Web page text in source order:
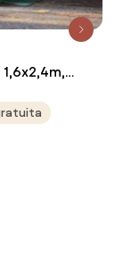
1,6x2,4m,
statica